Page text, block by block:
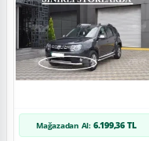
Mağazadan Al: 6.199,36 TL